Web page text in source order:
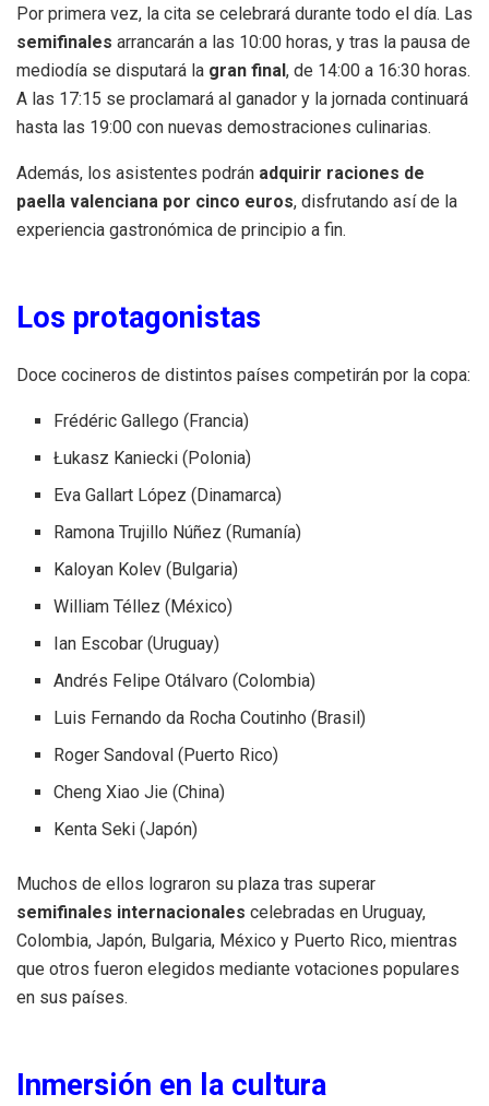
Por primera vez, la cita se celebrará durante todo el día. Las
semifinales arrancarán a las 10:00 horas, y tras la pausa de
mediodía se disputará la gran final , de 14:00 a 16:30 horas.
A las 17:15 se proclamará al ganador y la jornada continuará
hasta las 19:00 con nuevas demostraciones culinarias.
Además, los asistentes podrán adquirir raciones de
paella valenciana por cinco euros, disfrutando así de la
experiencia gastronómica de principio a fin.
Los protagonistas
Doce cocineros de distintos países competirán por la copa:
Frédéric Gallego (Francia)
Łukasz Kaniecki (Polonia)
Eva Gallart López (Dinamarca)
Ramona Trujillo Núñez (Rumanía)
Kaloyan Kolev (Bulgaria)
William Téllez (México)
Ian Escobar (Uruguay)
Andrés Felipe Otálvaro (Colombia)
Luis Fernando da Rocha Coutinho (Brasil)
Roger Sandoval (Puerto Rico)
Cheng Xiao Jie (China)
Kenta Seki (Japón)
Muchos de ellos lograron su plaza tras superar
semifinales internacionales celebradas en Uruguay,
Colombia, Japón, Bulgaria, México y Puerto Rico, mientras
que otros fueron elegidos mediante votaciones populares
en sus países.
Inmersión en la cultura